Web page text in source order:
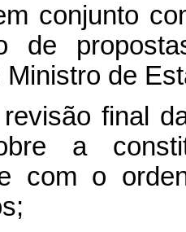
conjunto
de
de
final
a
com o